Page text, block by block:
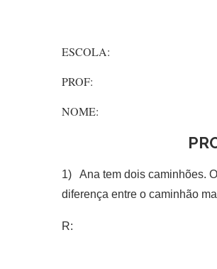
ESCOLA:
PROF:
NOME:
1) Ana tem dois caminhões.
diferença entre o caminhão
R: